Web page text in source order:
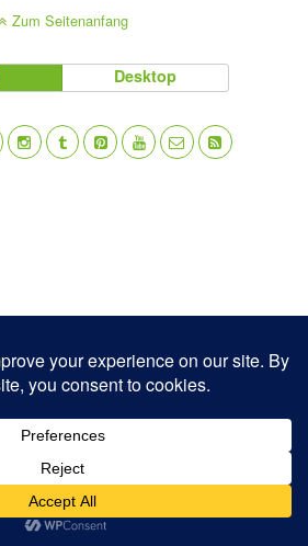
Zum Seitenanfang
Desktop